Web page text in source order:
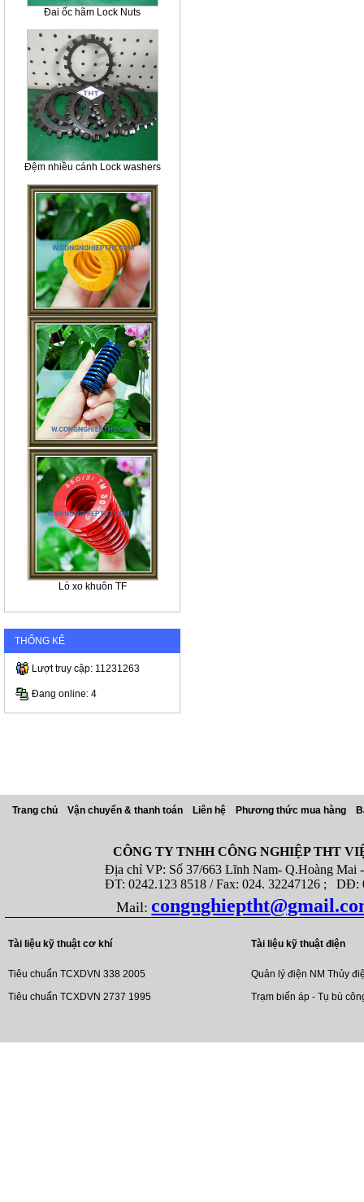
Đai ốc hãm Lock Nuts
Đệm nhiều cánh Lock washers
Lò xo khuôn TF
THỐNG KÊ
Lượt truy cập: 11231263
Đang online: 4
Trang chủ Vận chuyển & thanh toán Liên hệ Phương thức mua hàng
CÔNG TY TNHH CÔNG NGHIỆP THT
Địa chỉ VP: Số 37/663 Lĩnh Nam- Q.Hoàng Mai -
ĐT: 0242.123 8518 / Fax: 024. 32247126 ; DĐ:
Mail:
Tài liệu kỹ thuật cơ khí
Tiêu chuẩn TCXDVN 338 2005
Tiêu chuẩn TCXDVN 2737 1995
Tài liệu kỹ thuật điện
Quản lý điện NM Thủy
Trạm biến áp - Tụ bù